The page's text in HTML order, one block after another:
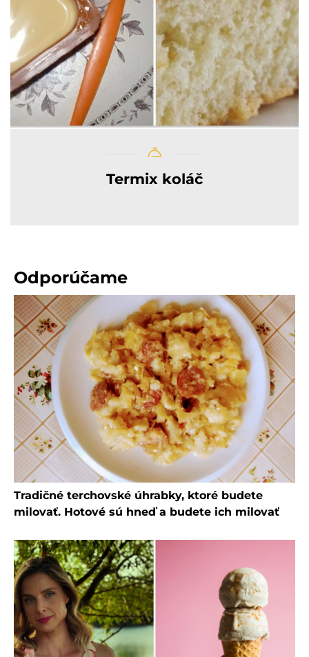
Termix koláč
Odporúčame
Tradičné terchovské úhrabky, ktoré budete
milovať. Hotové sú hneď a budete ich milovať